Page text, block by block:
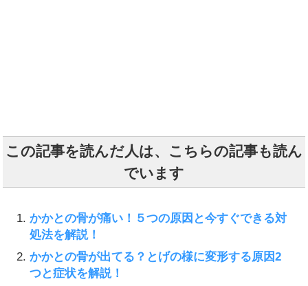
この記事を読んだ人は、こちらの記事も読ん
でいます
かかとの骨が痛い！５つの原因と今すぐできる対
処法を解説！
かかとの骨が出てる？とげの様に変形する原因2
つと症状を解説！